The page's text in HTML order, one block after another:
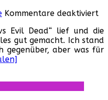
Kommentare deaktiviert
in
Evil Dead“ lief und die
gut gemacht. Ich stand
gegenüber, aber was für